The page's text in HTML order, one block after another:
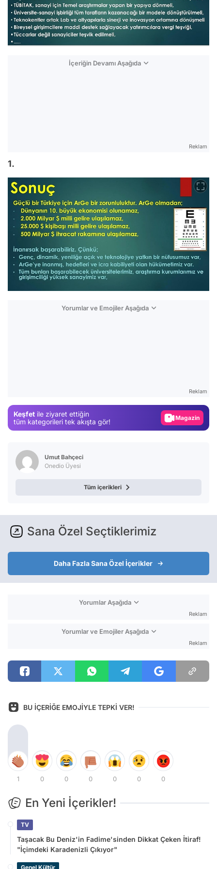
İçeriğin Devamı Aşağıda
Reklam
1.
Yorumlar ve Emojiler Aşağıda
Reklam
Keşfet ile ziyaret ettiğin
tüm kategorileri tek akışta gör!
Video
Umut Bahçeci
Onedio Üyesi
Tüm içerikleri
Sana Özel Seçtiklerimiz
Daha Fazla Sana Özel İçerikler
Yorumlar Aşağıda
Reklam
Yorumlar ve Emojiler Aşağıda
Reklam
BU İÇERİĞE EMOJİYLE TEPKİ VER!
1 0 0 0 0 0 0
En Yeni İçerikler!
TV
Taşacak Bu Deniz'in Fadime'sinden Dikkat Çeken İtiraf!
"İçimdeki Karadenizli Çıkıyor"
Genel Kültür